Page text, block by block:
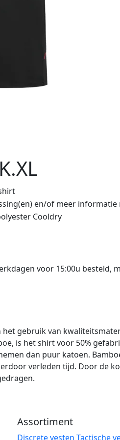
en/of meer informatie
Cooldry
voor 15:00u besteld,
gebruik van
is het shirt voor 50%
dan puur katoen.
verleden tijd. Door de
Assortiment
Discrete vesten Tactische